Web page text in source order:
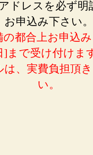
ドレスを必ず明
お申込み下さい。
都合上お申込
]まで受け付けま
、実費負担頂
い。